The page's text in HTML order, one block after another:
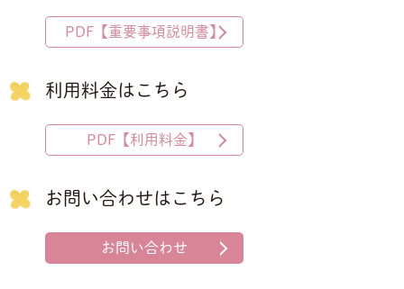
PDF【重要事項説明書】
利用料金はこちら
PDF【利用料金】
お問い合わせはこちら
お問い合わせ